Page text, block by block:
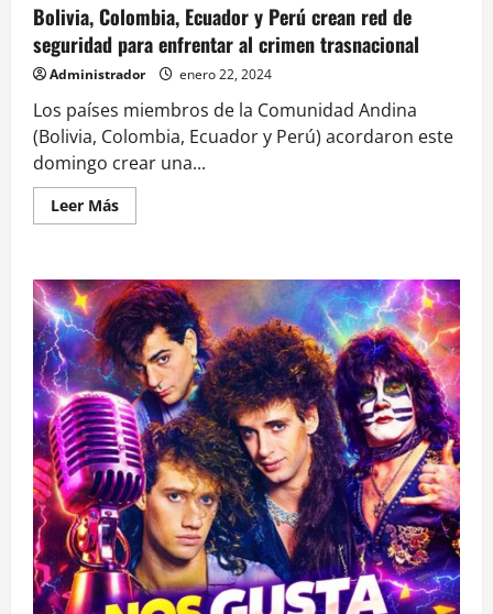
Bolivia, Colombia, Ecuador y Perú crean red de
seguridad para enfrentar al crimen trasnacional
Administrador enero 22, 2024
Los países miembros de la Comunidad Andina
(Bolivia, Colombia, Ecuador y Perú) acordaron este
domingo crear una...
Leer MásLeer
más
Colombia,
Ecuador
y
Perú
crean
red
de
seguridad
para
enfrentar
al
crimen
trasnacional